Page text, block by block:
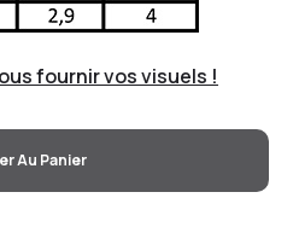
fournir vos visuels !
Au Panier